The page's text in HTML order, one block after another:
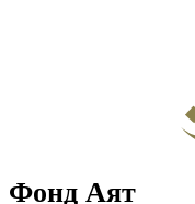
Фонд Аят